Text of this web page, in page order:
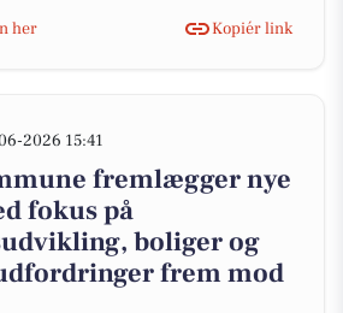
her
Kopiér link
2026 15:41
fremlægger nye
fokus på
boliger og
frem mod